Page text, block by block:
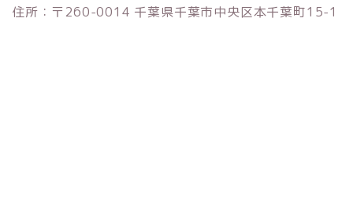
住所：〒260-0014 千葉県千葉市中央区本千葉町15-1